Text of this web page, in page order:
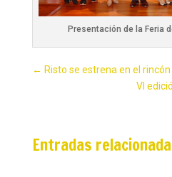
Presentación de la Feria
← Risto se estrena en el rincón
VI
Entradas